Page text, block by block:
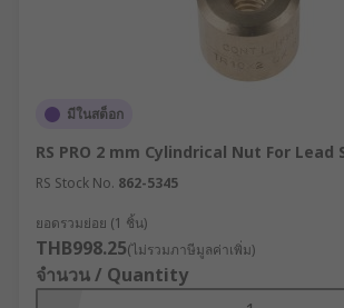
มีในสต็อก
RS PRO 2 mm Cylindrical Nut For Lead
RS Stock No. 862-5345
ยอดรวมย่อย (1 ชิ้น)
THB998.25(ไม่รวมภาษีมูลค่าเพิ่ม)
จำนวน / Quantity